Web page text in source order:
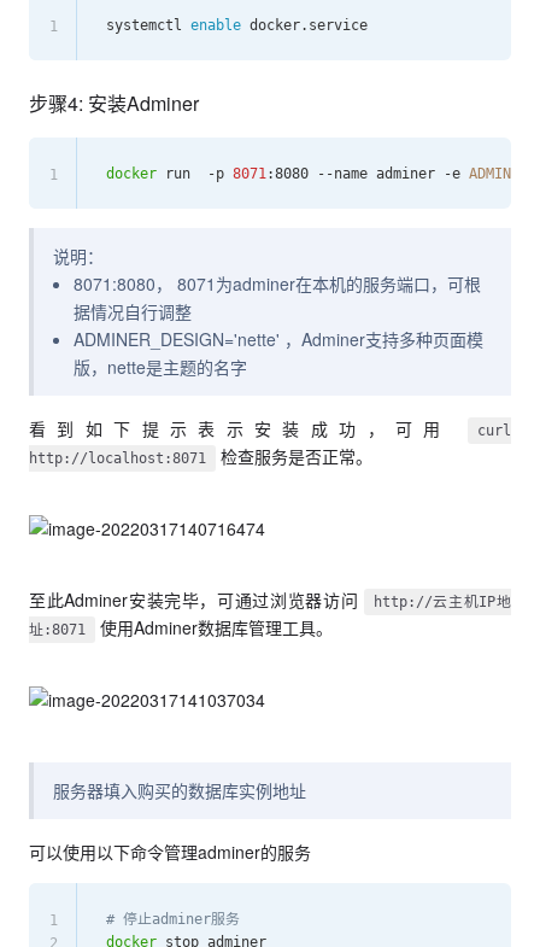
systemctl enable
1
步骤4: 安装Adminer
docker run  -p 8071:8080 --name adminer -e
1
说明：
8071:8080， 8071为adminer在本机的服务端口，可根
据情况自行调整
ADMINER_DESIGN='nette' ，Adminer支持多种页面模
版，nette是主题的名字
看到如下提示表示安装成功，可用
curl
http://localhost:8071
检查服务是否正常。
至此Adminer安装完毕，可通过浏览器访问
http://云主机IP地
址:8071
使用Adminer数据库管理工具。
服务器填入购买的数据库实例地址
可以使用以下命令管理adminer的服务
# 停止adminer服务
docker stop adminer
1
2